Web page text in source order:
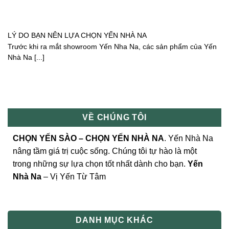
LÝ DO BẠN NÊN LỰA CHỌN YẾN NHÀ NA
Trước khi ra mắt showroom Yến Nha Na, các sản phẩm của Yến
Nhà Na [...]
VỀ CHÚNG TÔI
CHỌN YẾN SÀO – CHỌN YẾN NHÀ NA. Yến Nhà Na
nâng tầm giá trị cuộc sống. Chúng tôi tự hào là một
trong những sự lựa chọn tốt nhất dành cho bạn. Yến
Nhà Na – Vị Yến Từ Tâm
DANH MỤC KHÁC